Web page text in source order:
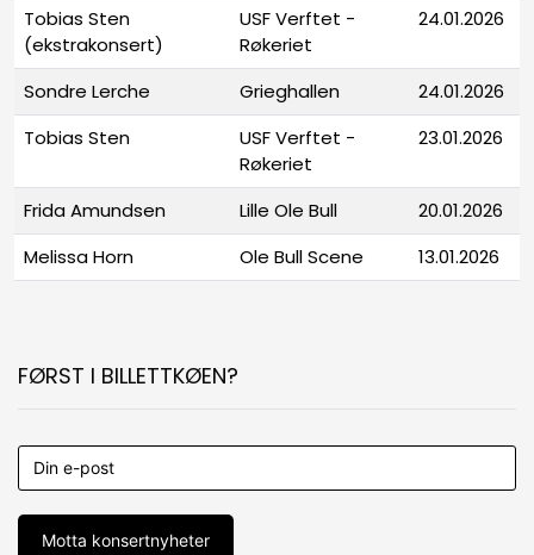
Tobias Sten
(ekstrakonsert)
USF Verftet -
Røkeriet
24.01.2026
Sondre Lerche Grieghallen
24.01.2026
Tobias Sten
USF Verftet -
Røkeriet
23.01.2026
Frida Amundsen Lille Ole Bull
20.01.2026
Melissa Horn
Ole Bull Scene 13.01.2026
FØRST I BILLETTKØEN?
Motta konsertnyheter